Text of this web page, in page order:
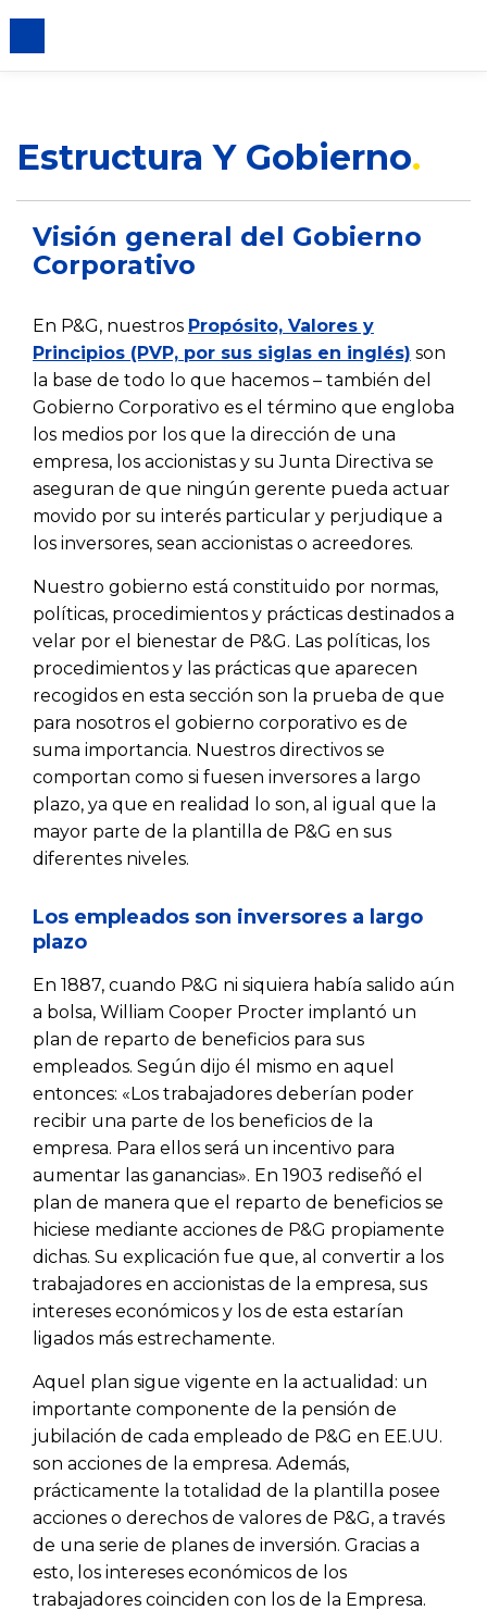
Estructura Y Gobierno
Visión general del Gobierno
Corporativo
En P&G, nuestros Propósito, Valores y
Principios (PVP, por sus siglas en inglés) son
la base de todo lo que hacemos – también del
Gobierno Corporativo es el término que engloba
los medios por los que la dirección de una
empresa, los accionistas y su Junta Directiva se
aseguran de que ningún gerente pueda actuar
movido por su interés particular y perjudique a
los inversores, sean accionistas o acreedores.
Nuestro gobierno está constituido por normas,
políticas, procedimientos y prácticas destinados a
velar por el bienestar de P&G. Las políticas, los
procedimientos y las prácticas que aparecen
recogidos en esta sección son la prueba de que
para nosotros el gobierno corporativo es de
suma importancia. Nuestros directivos se
comportan como si fuesen inversores a largo
plazo, ya que en realidad lo son, al igual que la
mayor parte de la plantilla de P&G en sus
diferentes niveles.
Los empleados son inversores a largo
plazo
En 1887, cuando P&G ni siquiera había salido aún
a bolsa, William Cooper Procter implantó un
plan de reparto de beneficios para sus
empleados. Según dijo él mismo en aquel
entonces: «Los trabajadores deberían poder
recibir una parte de los beneficios de la
empresa. Para ellos será un incentivo para
aumentar las ganancias». En 1903 rediseñó el
plan de manera que el reparto de beneficios se
hiciese mediante acciones de P&G propiamente
dichas. Su explicación fue que, al convertir a los
trabajadores en accionistas de la empresa, sus
intereses económicos y los de esta estarían
ligados más estrechamente.
Aquel plan sigue vigente en la actualidad: un
importante componente de la pensión de
jubilación de cada empleado de P&G en EE.UU.
son acciones de la empresa. Además,
prácticamente la totalidad de la plantilla posee
acciones o derechos de valores de P&G, a través
de una serie de planes de inversión. Gracias a
esto, los intereses económicos de los
trabajadores coinciden con los de la Empresa.